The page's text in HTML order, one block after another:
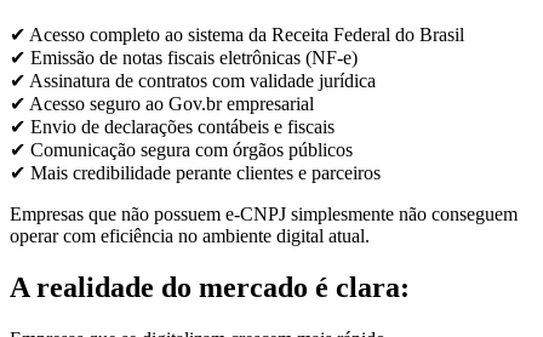
✔ Acesso completo ao sistema da Receita Federal do Brasil
✔ Emissão de notas fiscais eletrônicas (NF-e)
✔ Assinatura de contratos com validade jurídica
✔ Acesso seguro ao Gov.br empresarial
✔ Envio de declarações contábeis e fiscais
✔ Comunicação segura com órgãos públicos
✔ Mais credibilidade perante clientes e parceiros
Empresas que não possuem e-CNPJ simplesmente não conseguem
operar com eficiência no ambiente digital atual.
A realidade do mercado é clara: